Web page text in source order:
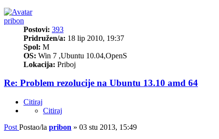
pribon
Postovi: 393
Pridružen/a: 18 lip 2010, 19:37
Spol: M
OS: Win 7 ,Ubuntu 10.04,OpenS
Lokacija: Priboj
Re: Problem rezolucije na Ubuntu 13.10 amd 64
Citiraj
Citiraj
Post Postao/la pribon » 03 stu 2013, 15:49